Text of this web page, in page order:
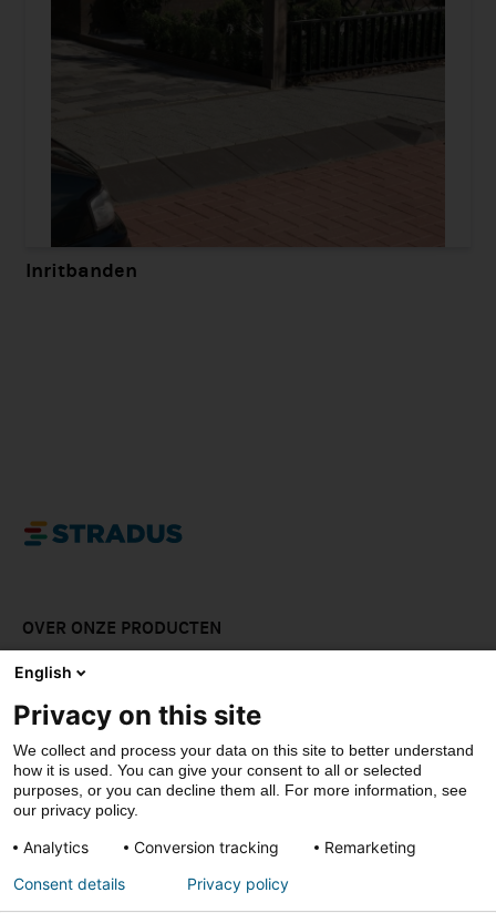
Inritbanden
OVER ONZE PRODUCTEN
LAAT JE INSPIREREN
DOWNLOADS
CONTACT
© Stradus
Privacy- & cookiepolicy
English
Privacy on this site
We collect and process your data on this site to better understand
how it is used. You can give your consent to all or selected
purposes, or you can decline them all. For more information, see
our privacy policy.
Analytics Conversion tracking
Remarketing
Consent details
Privacy policy